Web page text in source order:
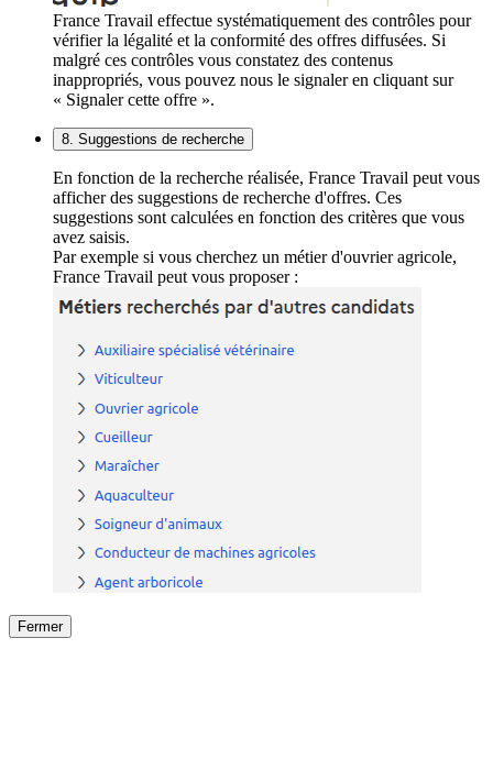
France Travail effectue systématiquement des contrôles pour
vérifier la légalité et la conformité des offres diffusées. Si
malgré ces contrôles vous constatez des contenus
inappropriés, vous pouvez nous le signaler en cliquant sur
« Signaler cette offre ».
8. Suggestions de recherche
En fonction de la recherche réalisée, France Travail peut vous
afficher des suggestions de recherche d'offres. Ces
suggestions sont calculées en fonction des critères que vous
avez saisis.
Par exemple si vous cherchez un métier d'ouvrier agricole,
France Travail peut vous proposer :
Fermer